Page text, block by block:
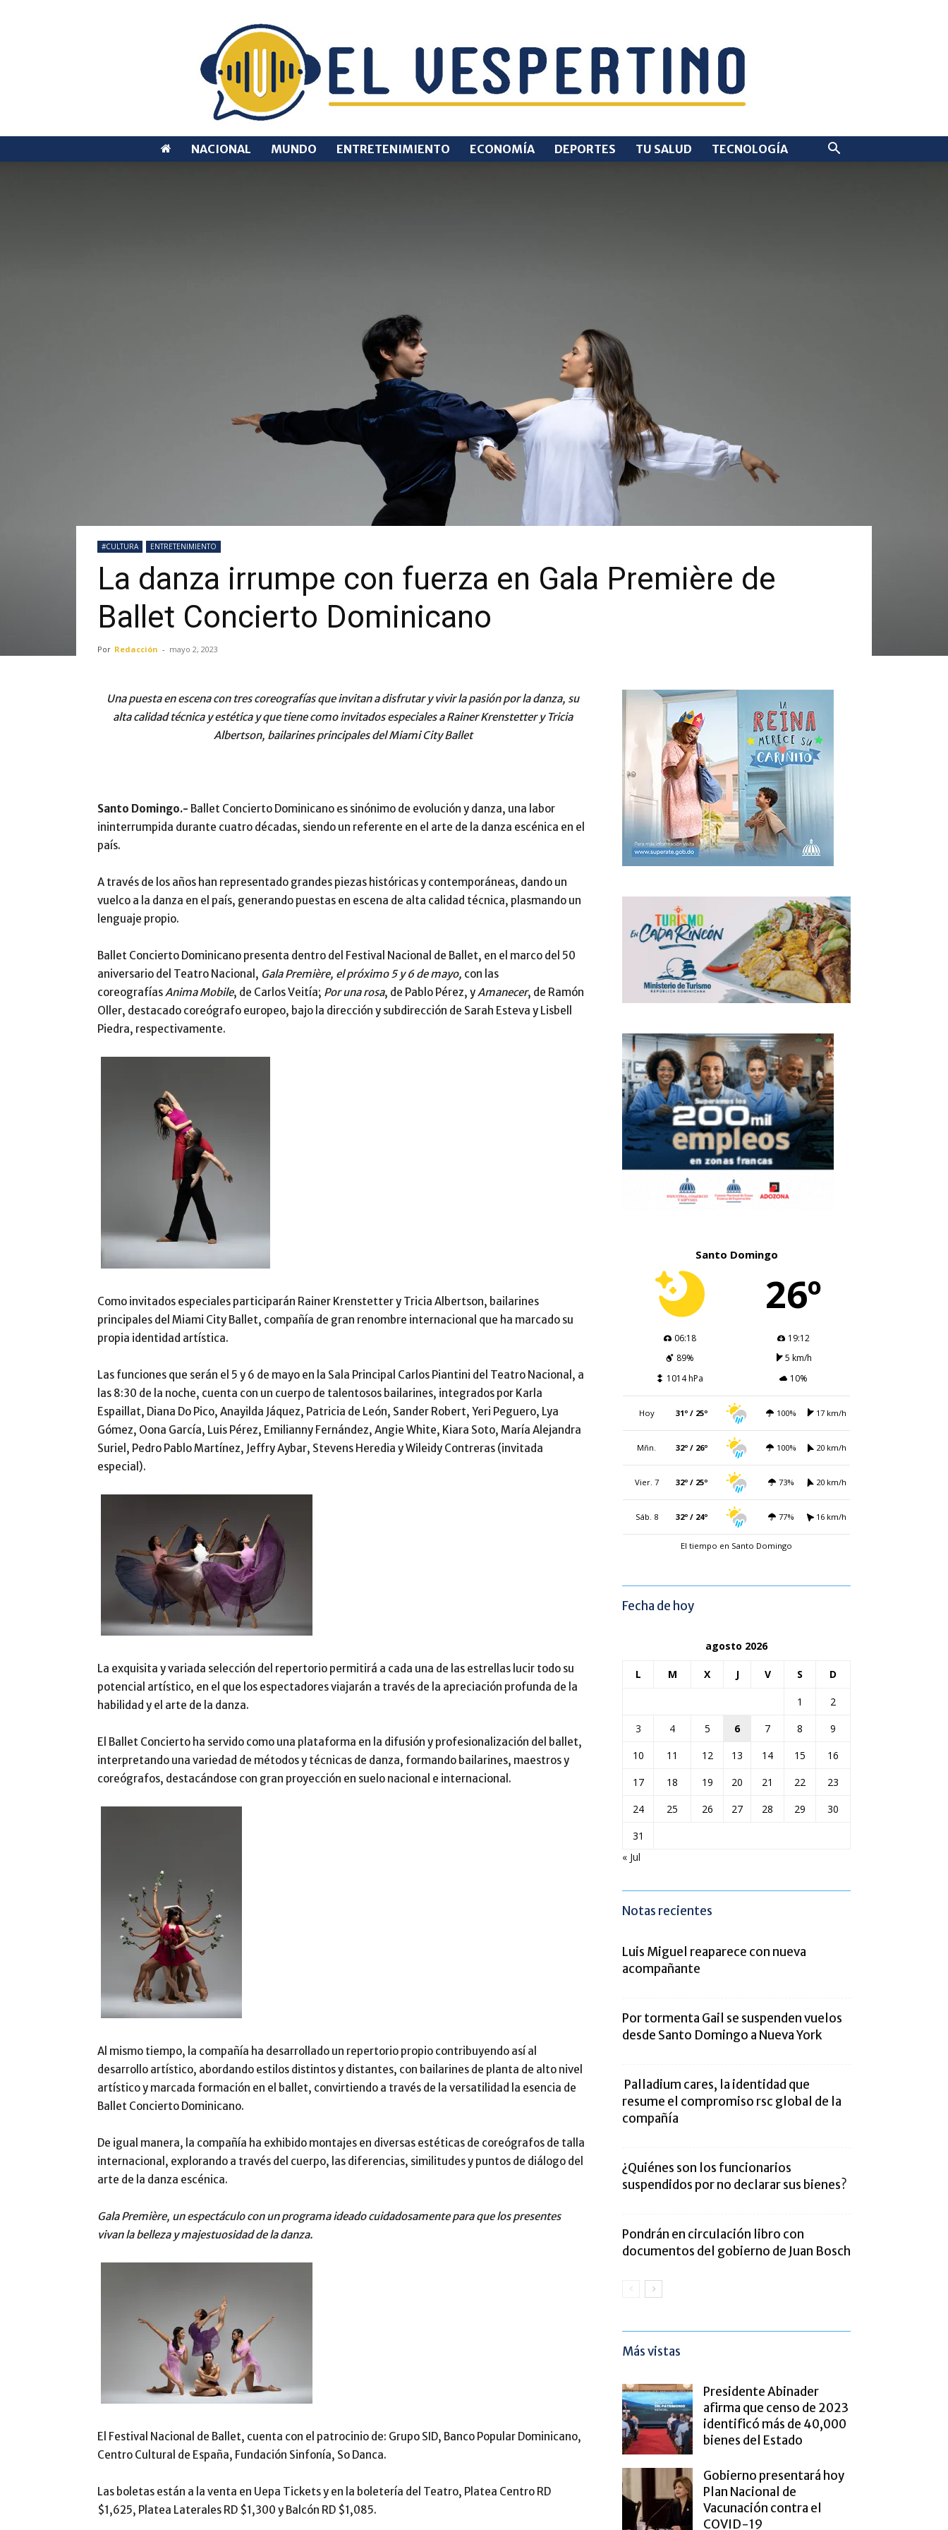
NACIONAL MUNDO ENTRETENIMIENTO ECONOMÍA DEPORTES TU SALUD TECNOLOGÍA
#CULTURA ENTRETENIMIENTO
La danza irrumpe con fuerza en Gala Première de
Ballet Concierto Dominicano
Por Redacción - mayo 2, 2023
Una puesta en escena con tres coreografías que invitan a disfrutar y vivir la pasión por la danza, su
alta calidad técnica y estética y que tiene como invitados especiales a Rainer Krenstetter y Tricia
Albertson, bailarines principales del Miami City Ballet
Santo Domingo.- Ballet Concierto Dominicano es sinónimo de evolución y danza, una labor
ininterrumpida durante cuatro décadas, siendo un referente en el arte de la danza escénica en el
país.
A través de los años han representado grandes piezas históricas y contemporáneas, dando un
vuelco a la danza en el país, generando puestas en escena de alta calidad técnica, plasmando un
lenguaje propio.
Ballet Concierto Dominicano presenta dentro del Festival Nacional de Ballet, en el marco del 50
aniversario del Teatro Nacional, GalaPremière, el próximo 5 y 6 de mayo, con las
coreografíasAnima Mobile, de Carlos Veitía; Por una rosa, de Pablo Pérez, yAmanecer, de Ramón
Oller, destacado coreógrafo europeo, bajo la dirección y subdirección de Sarah Esteva y Lisbell
Piedra, respectivamente.
Como invitados especiales participarán Rainer Krenstetter y Tricia Albertson, bailarines
principales del Miami City Ballet, compañía de gran renombre internacional que ha marcado su
propia identidad artística.
Las funciones que serán el 5 y 6 de mayo en la Sala Principal Carlos Piantini del Teatro Nacional, a
las 8:30 de la noche, cuenta con un cuerpo de talentosos bailarines, integrados por Karla
Espaillat, Diana Do Pico, Anayilda Jáquez, Patricia de León, Sander Robert, Yeri Peguero, Lya
Gómez, Oona García, Luis Pérez, Emilianny Fernández, Angie White, Kiara Soto, María Alejandra
Suriel, Pedro Pablo Martínez, Jeffry Aybar, Stevens Heredia y Wileidy Contreras (invitada
especial).
La exquisita y variada selección del repertorio permitirá a cada una de las estrellas lucir todo su
potencial artístico, en el que los espectadores viajarán a través de la apreciación profunda de la
habilidad y el arte de la danza.
El Ballet Concierto ha servido como una plataforma en la difusión y profesionalización del ballet,
interpretando una variedad de métodos y técnicas de danza, formando bailarines, maestros y
coreógrafos, destacándose con gran proyección en suelo nacional e internacional.
Al mismo tiempo, la compañía ha desarrollado un repertorio propio contribuyendo así al
desarrollo artístico, abordando estilos distintos y distantes, con bailarines de planta de alto nivel
artístico y marcada formación en el ballet, convirtiendo a través de la versatilidad la esencia de
Ballet Concierto Dominicano.
De igual manera, la compañía ha exhibido montajes en diversas estéticas de coreógrafos de talla
internacional, explorando a través del cuerpo, las diferencias, similitudes y puntos de diálogo del
arte de la danza escénica.
GalaPremière, un espectáculo con un programa ideado cuidadosamente para que los presentes
vivan la belleza y majestuosidad de la danza.
El Festival Nacional de Ballet, cuenta con el patrocinio de: Grupo SID, Banco Popular Dominicano,
Centro Cultural de España, Fundación Sinfonía, So Danca.
Las boletas están a la venta en Uepa Tickets y en la boletería del Teatro, Platea Centro RD
$1,625, Platea Laterales RD $1,300 y Balcón RD $1,085.
Santo Domingo
26º
06:18
19:12
89%
5 km/h
1014 hPa
10%
Hoy 31º / 25º 100% 17 km/h
Mñn. 32º / 26º 100% 20 km/h
Vier. 7 32º / 25º 73% 20 km/h
Sáb. 8 32º / 24º 77% 16 km/h
El tiempo en Santo Domingo
Fecha de hoy
agosto 2026
L M X J V S D
1
2
3
4 5 6 7 8
9
10
11 12 13 14 15
16
17
18 19 20 21 22
23
24
25 26 27 28 29
30
31
« Jul
Notas recientes
Luis Miguel reaparece con nueva
acompañante
Por tormenta Gail se suspenden vuelos
desde Santo Domingo a Nueva York
Palladium cares, la identidad que
resume el compromiso rsc global de la
compañía
¿Quiénes son los funcionarios
suspendidos por no declarar sus bienes?
Pondrán en circulación libro con
documentos del gobierno de Juan Bosch
Más vistas
Presidente Abinader
afirma que censo de 2023
identificó más de 40,000
bienes del Estado
Gobierno presentará hoy
Plan Nacional de
Vacunación contra el
COVID-19